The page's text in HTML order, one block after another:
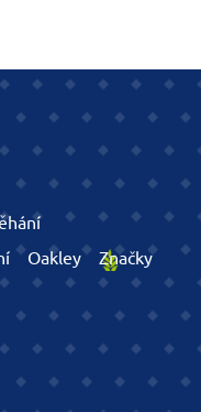
Oakley
Značky